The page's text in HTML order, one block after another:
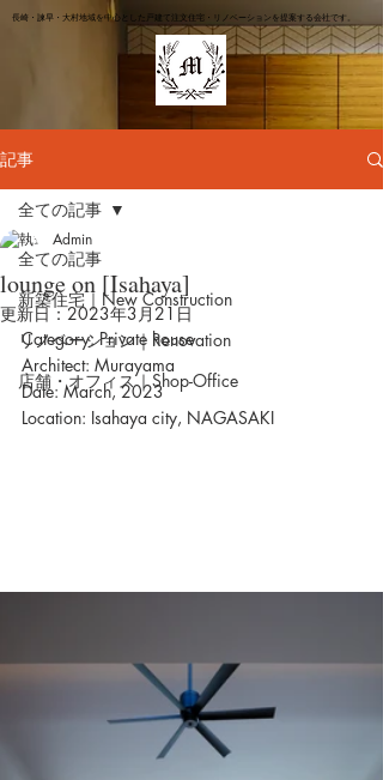
長崎・諫早・大村地域を中心とした戸建て注文住宅・リノベーションを提案する会社です。
記事
全ての記事
新築住宅｜New Construction
リノベーション｜Renovation
店舗・オフィス｜Shop-Office
全ての記事
lounge on [Isahaya]
Admin
更新日：2023年3月21日
Category: Private house
Architect: Murayama
Date: March, 2023
Location: Isahaya city, NAGASAKI